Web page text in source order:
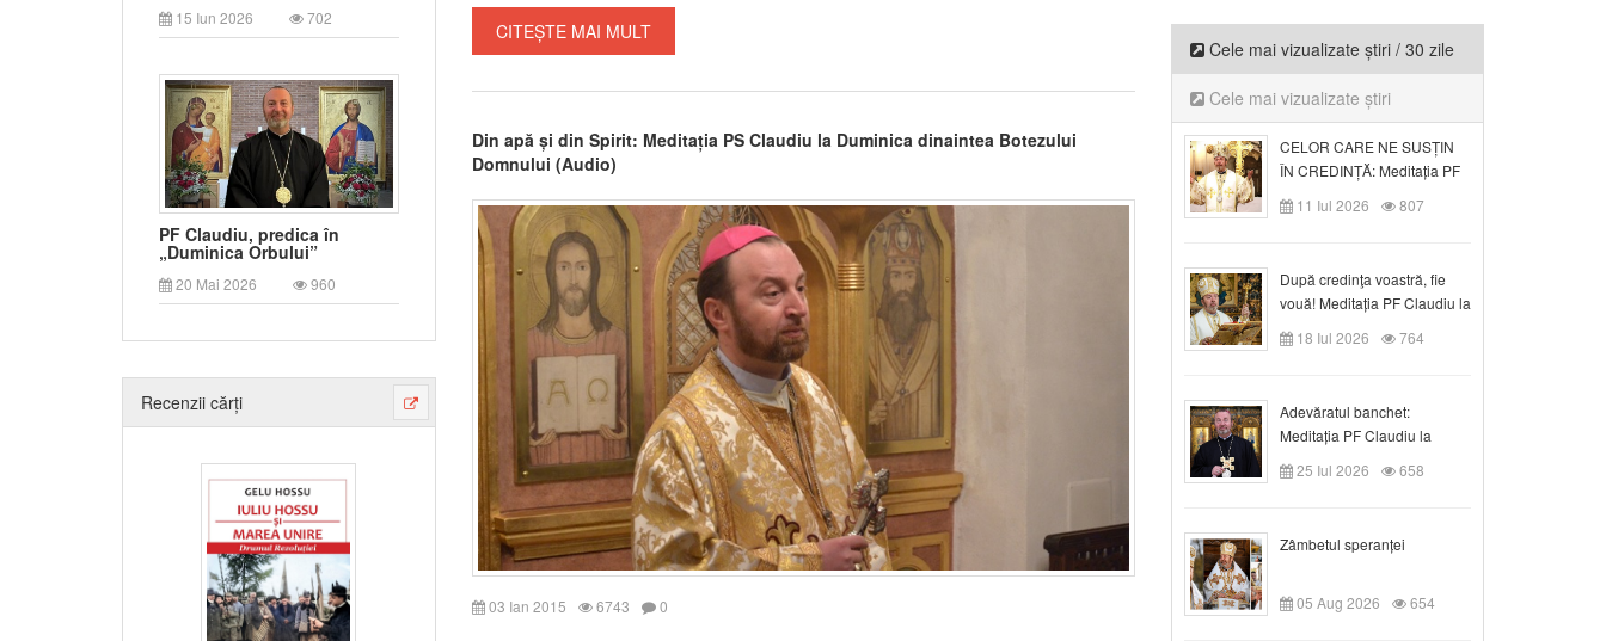
15 Iun 2026 702
PF Claudiu, predica în
„Duminica Orbului”
20 Mai 2026 960
Recenzii cărți
CITEȘTE MAI MULT
Din apă și din Spirit: Meditația PS Claudiu la Duminica dinaintea Botezului
Domnului (Audio)
03 Ian 2015 6743 0
Cele mai vizualizate știri / 30 zile
Cele mai vizualizate știri
CELOR CARE NE SUSȚIN
ÎN CREDINȚĂ: Meditația PF
Claudiu la Duminica a VI-a
după Rusalii
11 Iul 2026 807
După credinţa voastră, fie
vouă! Meditația PF Claudiu la
duminica a VII-a după Rusalii
18 Iul 2026 764
Adevăratul banchet:
Meditația PF Claudiu la
Duminica a VIII-a după
Rusalii
25 Iul 2026 658
Zâmbetul speranței
05 Aug 2026 654